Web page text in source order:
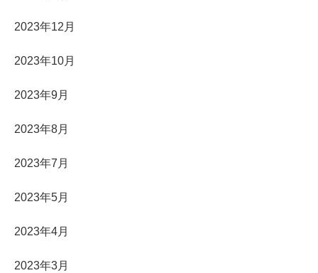
2023年12月
2023年10月
2023年9月
2023年8月
2023年7月
2023年5月
2023年4月
2023年3月